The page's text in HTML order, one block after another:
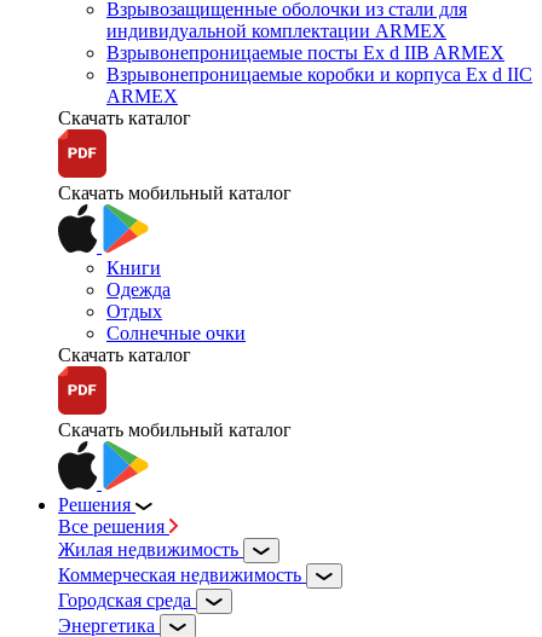
Взрывозащищенные оболочки из стали для
индивидуальной комплектации ARMEX
Взрывонепроницаемые посты Ex d IIB ARMEX
Взрывонепроницаемые коробки и корпуса Ex d IIС
ARMEX
Скачать каталог
Скачать мобильный каталог
Книги
Одежда
Отдых
Солнечные очки
Скачать каталог
Скачать мобильный каталог
Решения
Все решения
Жилая недвижимость
Коммерческая недвижимость
Городская среда
Энергетика